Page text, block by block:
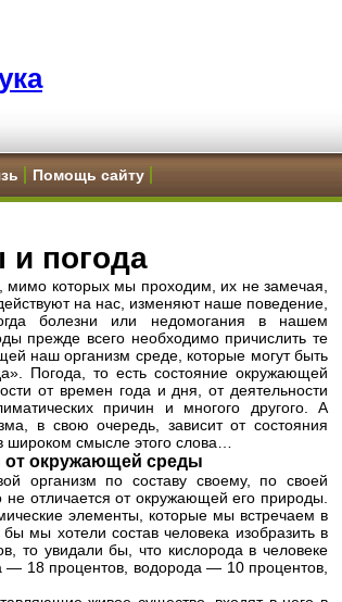
Помощь сайту
погода
которых мы проходим, их не замечая,
на нас, изменяют наше поведение,
болезни или недомогания в нашем
прежде всего необходимо причислить те
наш организм среде, которые могут быть
Погода, то есть состояние окружающей
от времен года и дня, от деятельности
причин и многого другого. А
в свою очередь, зависит от состояния
смысле этого слова…
окружающей среды
организм по составу своему, по своей
отличается от окружающей его природы.
элементы, которые мы встречаем в
мы хотели состав человека изобразить в
то увидали бы, что кислорода в человеке
— 18 процентов, водорода — 10 процентов,